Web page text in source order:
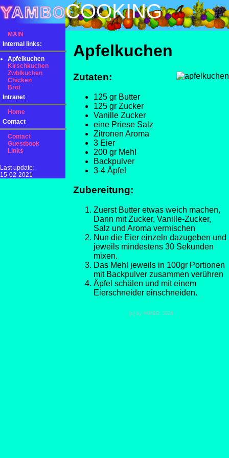
COOKING
MAIN
Internal links:
Apfelkuchen
Kirschkuchen
Zwblkuchen
Chicken
Brot
Intranet
Home
Contact
Contact
Guestbook
Links
Last update:
15-02-2021
Apfelkuchen
Zutaten:
125 gr Butter
125 gr Zucker
Vanille Zucker
eine Priese Salz
Zitronen Aroma
3 Eier
200 gr Mehl
Backpulver
3-4 Äpfel
Zubereitung:
Zuerst Butter etwas weich machen,
Dann mit Zucker, Vanille-Zucker,
Salz und Aroma vermischen
Nun die Eier einzeln dazugeben und
jeweils mindestens 30 Sekunden
mixen.
Das Mehl jeweils in 100gr Portionen
mit Backpulver zusammen verühren
Äpfel schälen und mit einem
Eierschneider einschneiden.
(c) by YAMBO, 2024